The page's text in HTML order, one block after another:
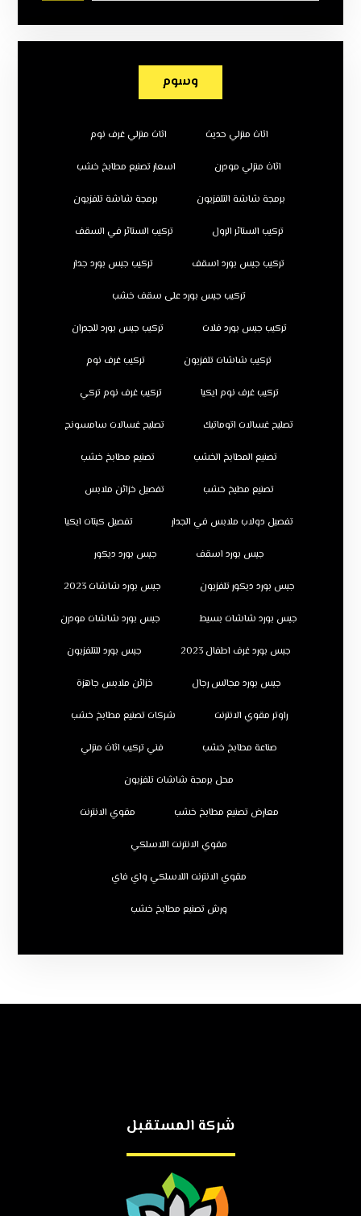
وسوم
اثاث منزلي حديث اثاث منزلي غرف نوم
اثاث منزلي مودرن اسعار تصنيع مطابخ خشب
برمجة شاشة التلفزيون برمجة شاشة تلفزيون
تركيب الستائر الرول تركيب الستائر في السقف
تركيب جبس بورد اسقف تركيب جبس بورد جدار
تركيب جبس بورد على سقف خشب
تركيب جبس بورد فلات تركيب جبس بورد للجدران
تركيب شاشات تلفزيون تركيب غرف نوم
تركيب غرف نوم ايكيا تركيب غرف نوم تركي
تصليح غسالات اتوماتيك تصليح غسالات سامسونج
تصنيع المطابخ الخشب تصنيع مطابخ خشب
تصنيع مطبخ خشب تفصيل خزائن ملابس
تفصيل دولاب ملابس في الجدار تفصيل كبتات ايكيا
جبس بورد اسقف جبس بورد ديكور
جبس بورد ديكور تلفزيون جبس بورد شاشات 2023
جبس بورد شاشات بسيط جبس بورد شاشات مودرن
جبس بورد غرف اطفال 2023 جبس بورد للتلفزيون
جبس بورد مجالس رجال خزائن ملابس جاهزة
راوتر مقوي الانترنت شركات تصنيع مطابخ خشب
صناعة مطابخ خشب فني تركيب اثاث منزلي
محل برمجة شاشات تلفزيون
معارض تصنيع مطابخ خشب مقوي الانترنت
مقوي الانترنت اللاسلكي
مقوي الانترنت اللاسلكي واي فاي
ورش تصنيع مطابخ خشب
شركة المستقبل